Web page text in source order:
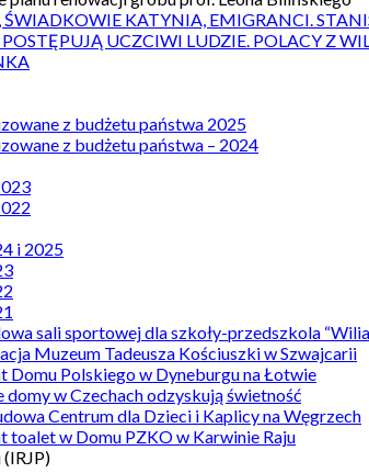
KATYNIA, EMIGRANCI.
UCZCIWI LUDZIE. POLACY Z
z budżetu państwa 2025
z budżetu państwa – 2024
i 2025
sali sportowej dla szkoły-przedszkola
Muzeum Tadeusza Kościuszki w Szwajcarii
Domu Polskiego w Dyneburgu na Łotwie
domy w Czechach odzyskują świetność
Centrum dla Dzieci i Kaplicy na Węgrzech
toalet w Domu PZKO w Karwinie Raju